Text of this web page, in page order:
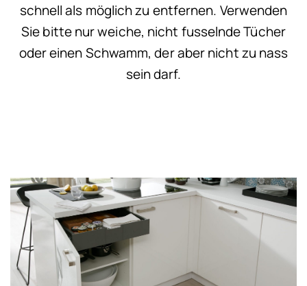
schnell als möglich zu entfernen. Verwenden
Sie bitte nur weiche, nicht fusselnde Tücher
oder einen Schwamm, der aber nicht zu nass
sein darf.